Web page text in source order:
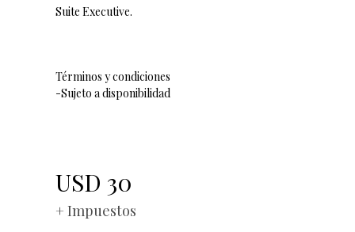
Suite Executive.
Términos y condiciones
-Sujeto a disponibilidad
USD 30
+ Impuestos